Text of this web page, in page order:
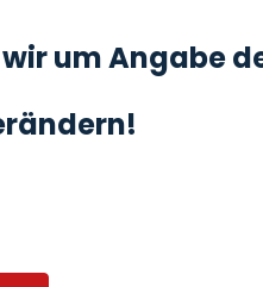
um Angabe